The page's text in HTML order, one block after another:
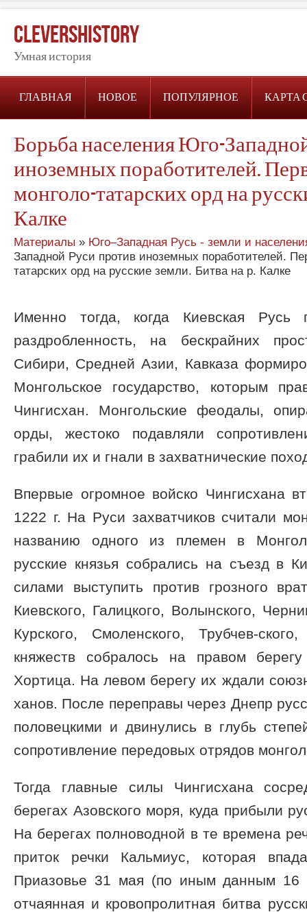
CleversHistory
Умная история
ГЛАВНАЯ НОВОЕ ПОПУЛЯРНОЕ КАРТА
Борьба населения Юго-
иноземных поработителей.
монголо-татарских орд на
Калке
Материалы » Юго–Западная Русь - земли и
Западной Руси против иноземных поработителей.
татарских орд на русские земли. Битва на р. Калке
Именно тогда, когда Киевская Русь
раздробленность, на бескрайних
Сибири, Средней Азии, Кавказа
Монгольское государство, которым
Чингисхан. Монгольские феодалы,
орды, жестоко подавляли
грабили их и гнали в захватнические
Впервые огромное войско Чингисхана
1222 г. На Руси захватчиков считали
названию одного из племен в
русские князья собрались на съезд в
силами выступить против грозного
Киевского, Галицкого, Волынского,
Курского, Смоленского, Трубчев-
княжеств собралось на правом
Хортица. На левом берегу их ждали
ханов. После переправы через Днепр
половецкими и двинулись в глубь
сопротивление передовых отрядов
Тогда главные силы Чингисхана
берегах Азовского моря, куда прибыли
На берегах полноводной в те времена
приток речки Кальмиус, которая
Приазовье 31 мая (по иным данным 16
отчаянная и кровопролитная битва